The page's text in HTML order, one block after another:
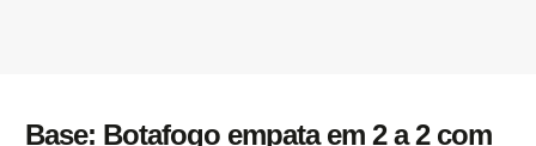
Base: Botafogo empata em 2 a 2 com